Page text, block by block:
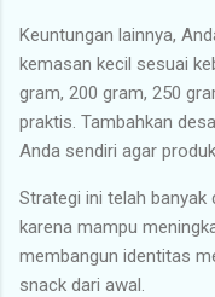
Keuntungan lainnya,
kemasan kecil sesuai
gram, 200 gram, 250
praktis. Tambahkan
Anda sendiri agar
Strategi ini telah banyak
karena mampu
membangun identitas
snack dari awal.